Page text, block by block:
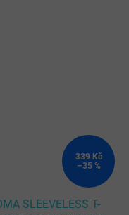
339 Kč
–35 %
SLEEVELESS T-